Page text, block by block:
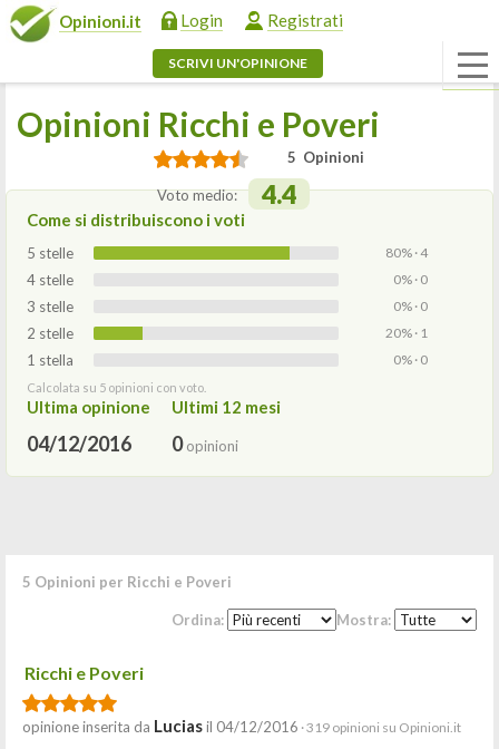
Opinioni.it Login Registrati
SCRIVI UN'OPINIONE
Opinioni Ricchi e Poveri
5 Opinioni
Voto medio: 4.4
Come si distribuiscono i voti
5 stelle 80% · 4
4 stelle 0% · 0
3 stelle 0% · 0
2 stelle 20% · 1
1 stella 0% · 0
Calcolata su 5 opinioni con voto.
Ultima opinione
04/12/2016
Ultimi 12 mesi
0opinioni
5 Opinioni per Ricchi e Poveri
Ordina: Mostra:
Ricchi e Poveri
opinione inserita da Luciasil 04/12/2016 · 319 opinioni su Opinioni.it